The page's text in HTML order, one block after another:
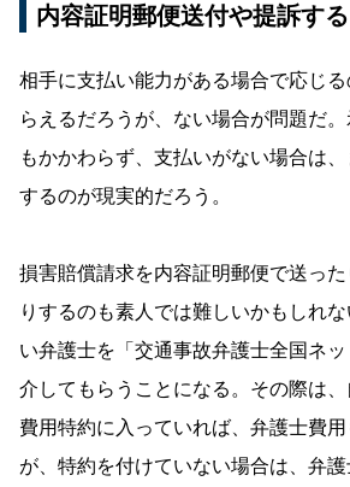
内容証明郵便送付や提訴する
相手に支払い能力がある場合で応じ
らえるだろうが、ない場合が問題だ
もかかわらず、支払いがない場合は
するのが現実的だろう。
損害賠償請求を内容証明郵便で送っ
りするのも素人では難しいかもしれ
い弁護士を「交通事故弁護士全国ネ
介してもらうことになる。その際は
費用特約に入っていれば、弁護士費
が、特約を付けていない場合は、弁